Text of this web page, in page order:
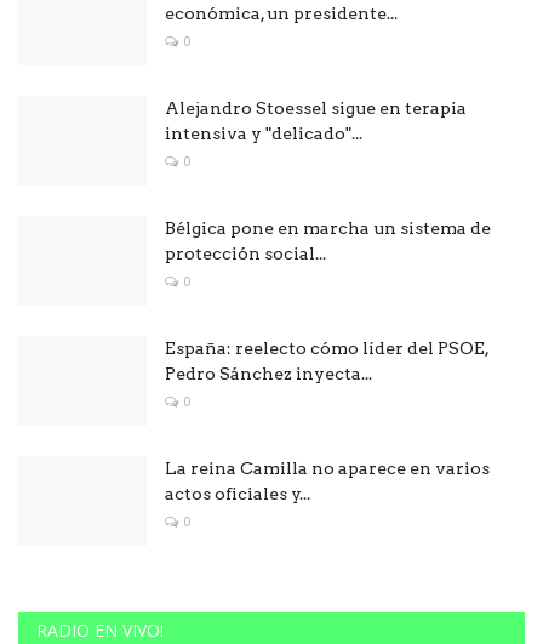
económica, un presidente...
0
Alejandro Stoessel sigue en terapia
intensiva y "delicado"...
0
Bélgica pone en marcha un sistema de
protección social...
0
España: reelecto cómo líder del PSOE,
Pedro Sánchez inyecta...
0
La reina Camilla no aparece en varios
actos oficiales y...
0
RADIO EN VIVO!